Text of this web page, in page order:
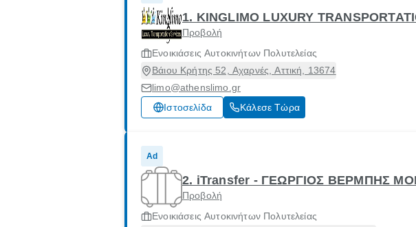
1. KINGLIMO LUXURY
Προβολή
Ενοικιάσεις Αυτοκινήτων Πολυτελείας
Βάιου Κρήτης 52, Αχαρνές, Αττική, 13674
limo@athenslimo.gr
Ιστοσελίδα
Κάλεσε Τώρα
Ad
2. iTransfer - ΓΕΩΡΓΙΟΣ ΒΕΡΜΠΗΣ
Προβολή
Ενοικιάσεις Αυτοκινήτων Πολυτελείας